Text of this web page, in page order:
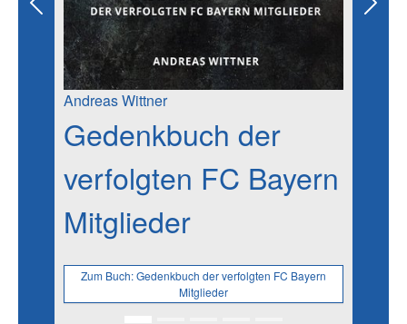
Andreas Wittner
Gedenkbuch der
verfolgten FC Bayern
Mitglieder
Zum Buch:Gedenkbuch der verfolgten FC Bayern
Mitglieder
Previous Next